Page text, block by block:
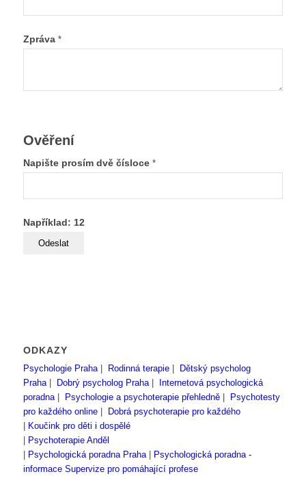
Zpráva *
Ověření
Napište prosím dvě čísloce *
Například: 12
ODKAZY
Psychologie Praha| Rodinná terapie|
Dětský psycholog
Praha| Dobrý psycholog Praha|
Internetová psychologická
poradna| Psychologie a psychoterapie přehledně|
Psychotesty
pro každého online|
Dobrá psychoterapie pro každého
Koučink pro děti i dospělé
Psychoterapie Anděl
Psychologická poradna Praha|
Psychologická poradna -
informace Supervize pro pomáhající profese